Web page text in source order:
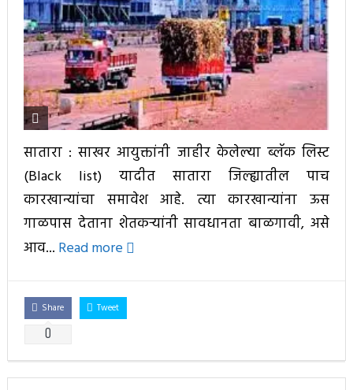
सातारा : साखर आयुक्तांनी जाहीर केलेल्या ब्लॅक लिस्ट
(Black list) यादीत सातारा जिल्ह्यातील पाच
कारखान्यांचा समावेश आहे. त्या कारखान्यांना ऊस
गाळपास देताना शेतकऱ्यांनी सावधानता बाळगावी, असे
आव... Read more
Share
0
Tweet